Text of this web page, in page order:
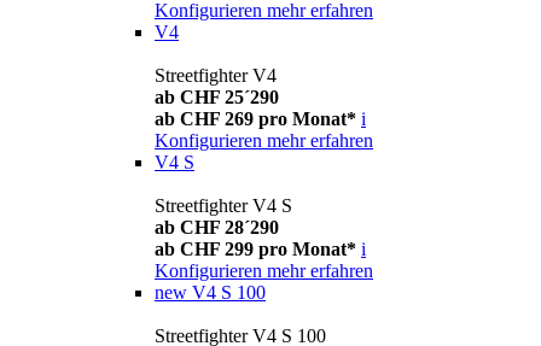
Konfigurieren mehr erfahren
V4
Streetfighter V4
ab CHF 25´290
ab CHF 269 pro Monat* i
Konfigurieren mehr erfahren
V4 S
Streetfighter V4 S
ab CHF 28´290
ab CHF 299 pro Monat* i
Konfigurieren mehr erfahren
new V4 S 100
Streetfighter V4 S 100